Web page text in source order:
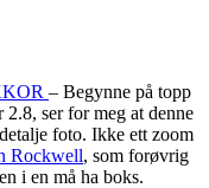
– Begynne på topp
ser for meg at denne
foto. Ikke ett zoom
Rockwell, som forøvrig
i en må ha boks.